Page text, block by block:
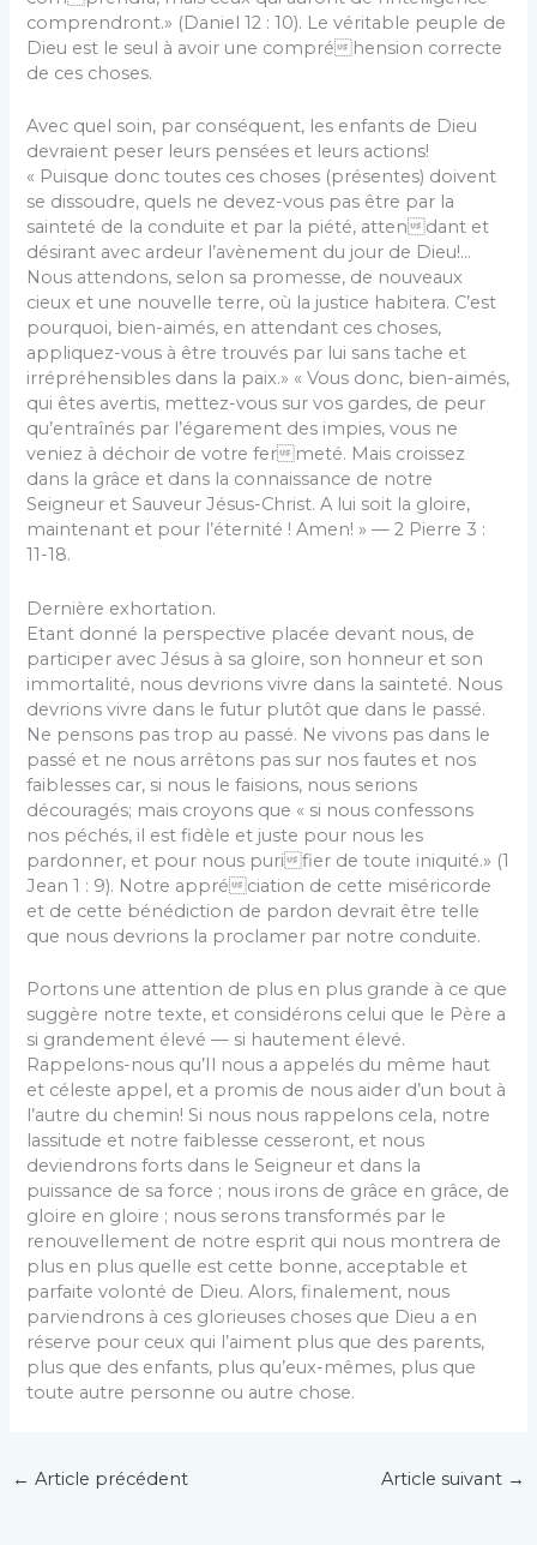
comprendront.» (Daniel 12 : 10). Le véritable peuple de
Dieu est le seul à avoir une compréhension correcte
de ces choses.
Avec quel soin, par conséquent, les enfants de Dieu
devraient peser leurs pensées et leurs actions!
« Puisque donc toutes ces choses (présentes) doivent
se dissoudre, quels ne devez-vous pas être par la
sainteté de la conduite et par la piété, attendant et
désirant avec ardeur l’avènement du jour de Dieu!…
Nous attendons, selon sa promesse, de nouveaux
cieux et une nouvelle terre, où la justice habitera. C’est
pourquoi, bien-aimés, en attendant ces choses,
appliquez-vous à être trouvés par lui sans tache et
irrépréhensibles dans la paix.» « Vous donc, bien-aimés,
qui êtes avertis, mettez-vous sur vos gardes, de peur
qu’entraînés par l’égarement des impies, vous ne
veniez à déchoir de votre fermeté. Mais croissez
dans la grâce et dans la connaissance de notre
Seigneur et Sauveur Jésus-Christ. A lui soit la gloire,
maintenant et pour l’éternité ! Amen! » — 2 Pierre 3 :
11-18.
Dernière exhortation.
Etant donné la perspective placée devant nous, de
participer avec Jésus à sa gloire, son honneur et son
immortalité, nous devrions vivre dans la sainteté. Nous
devrions vivre dans le futur plutôt que dans le passé.
Ne pensons pas trop au passé. Ne vivons pas dans le
passé et ne nous arrêtons pas sur nos fautes et nos
faiblesses car, si nous le faisions, nous serions
découragés; mais croyons que « si nous confessons
nos péchés, il est fidèle et juste pour nous les
pardonner, et pour nous purifier de toute iniquité.» (1
Jean 1 : 9). Notre appréciation de cette miséricorde
et de cette bénédiction de pardon devrait être telle
que nous devrions la proclamer par notre conduite.
Portons une attention de plus en plus grande à ce que
suggère notre texte, et considérons celui que le Père a
si grandement élevé — si hautement élevé.
Rappelons-nous qu’Il nous a appelés du même haut
et céleste appel, et a promis de nous aider d’un bout à
l’autre du chemin! Si nous nous rappelons cela, notre
lassitude et notre faiblesse cesseront, et nous
deviendrons forts dans le Seigneur et dans la
puissance de sa force ; nous irons de grâce en grâce, de
gloire en gloire ; nous serons transformés par le
renouvellement de notre esprit qui nous montrera de
plus en plus quelle est cette bonne, acceptable et
parfaite volonté de Dieu. Alors, finalement, nous
parviendrons à ces glorieuses choses que Dieu a en
réserve pour ceux qui l’aiment plus que des parents,
plus que des enfants, plus qu’eux-mêmes, plus que
toute autre personne ou autre chose.
← Article précédent Article suivant →